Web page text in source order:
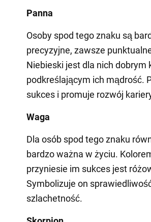
Panna
Osoby spod tego znaku są
precyzyjne, zawsze
Niebieski jest dla nich dobrym
podkreślającym ich mądrość.
sukces i promuje rozwój
Waga
Dla osób spod tego znaku
bardzo ważna w życiu.
przyniesie im sukces jest
Symbolizuje on
szlachetność.